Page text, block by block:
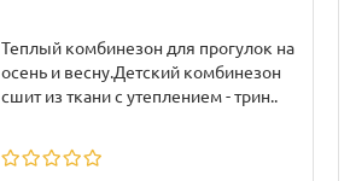
Теплый комбинезон для прогулок на
осень и весну.Детский комбинезон
сшит из ткани с утеплением - трин..